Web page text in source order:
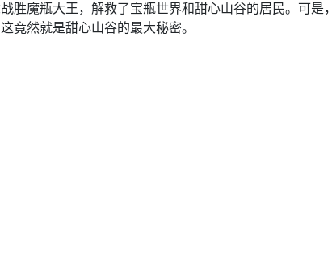
魔瓶大王，解救了宝瓶世界和甜心山谷的居民。可是，
竟然就是甜心山谷的最大秘密。